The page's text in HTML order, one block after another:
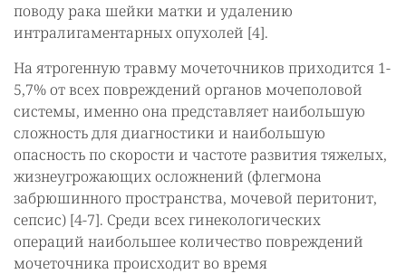
поводу рака шейки матки и удалению
интралигаментарных опухолей [4].
На ятрогенную травму мочеточников приходится 1-
5,7% от всех повреждений органов мочеполовой
системы, именно она представляет наибольшую
сложность для диагностики и наибольшую
опасность по скорости и частоте развития тяжелых,
жизнеугрожающих осложнений (флегмона
забрюшинного пространства, мочевой перитонит,
сепсис) [4-7]. Среди всех гинекологических
операций наибольшее количество повреждений
мочеточника происходит во время